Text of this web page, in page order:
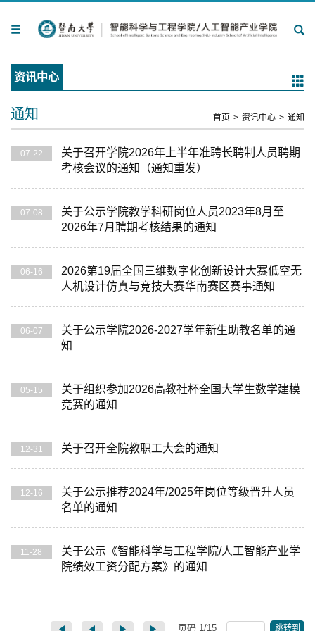
资讯中心
通知 首页 > 资讯中心 > 通知
07-22
关于召开学院2026年上半年准聘长聘制人员聘期
考核会议的通知（通知重发）
07-08
关于公示学院教学科研岗位人员2023年8月至
2026年7月聘期考核结果的通知
06-16
2026第19届全国三维数字化创新设计大赛低空无
人机设计仿真与竞技大赛华南赛区赛事通知
06-07
关于公示学院2026-2027学年新生助教名单的通
知
05-15
关于组织参加2026高教社杯全国大学生数学建模
竞赛的通知
12-31 关于召开全院教职工大会的通知
12-16
关于公示推荐2024年/2025年岗位等级晋升人员
名单的通知
11-28
关于公示《智能科学与工程学院/人工智能产业学
院绩效工资分配方案》的通知
页码 1/15 跳转到